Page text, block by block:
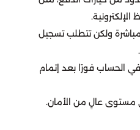
الإلكترونية.
ولكن تتطلب تسجيل
الحساب فورًا بعد إتمام
مستوى عالٍ من الأمان.